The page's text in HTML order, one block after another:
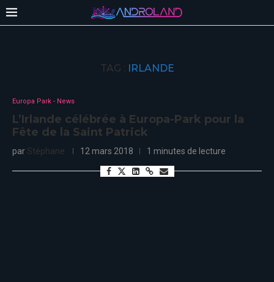
TAG : IRLANDE
Europa Park - News
L’Irlande célébrée à Europa-Park pour la
Fête de la Saint Patrick
par Stéphane 12 mars 2018 1 minutes de lecture